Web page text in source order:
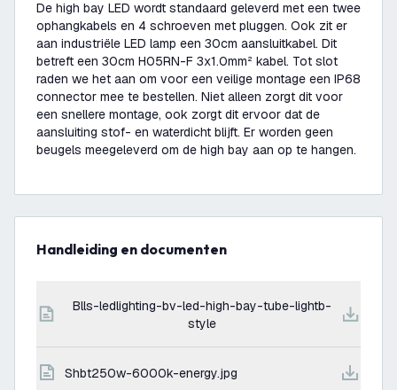
De high bay LED wordt standaard geleverd met een twee
ophangkabels en 4 schroeven met pluggen. Ook zit er
aan industriële LED lamp een 30cm aansluitkabel. Dit
betreft een 30cm H05RN-F 3x1.0mm² kabel. Tot slot
raden we het aan om voor een veilige montage een IP68
connector mee te bestellen. Niet alleen zorgt dit voor
een snellere montage, ook zorgt dit ervoor dat de
aansluiting stof- en waterdicht blijft. Er worden geen
beugels meegeleverd om de high bay aan op te hangen.
Handleiding en documenten
blls-ledlighting-bv-led-high-bay-tube-lightb-
style
shbt250w-6000k-energy.jpg